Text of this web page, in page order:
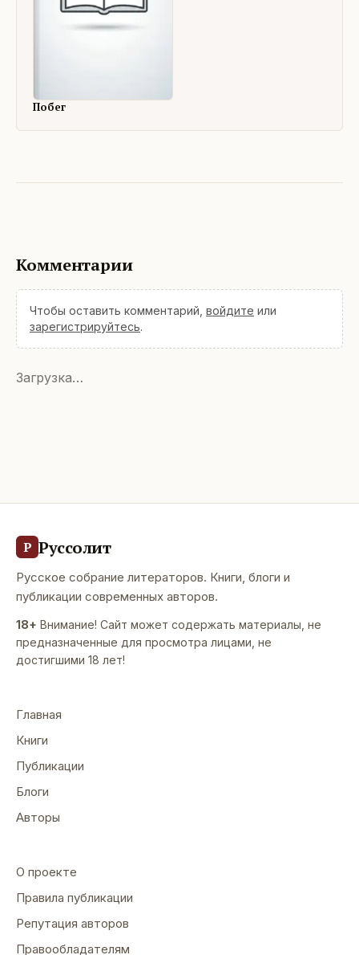
Побег
Комментарии
Чтобы оставить комментарий, войдите или
зарегистрируйтесь.
Загрузка…
Р Руссолит
Русское собрание литераторов. Книги, блоги и
публикации современных авторов.
18+ Внимание! Сайт может содержать материалы, не
предназначенные для просмотра лицами, не
достигшими 18 лет!
Главная
Книги
Публикации
Блоги
Авторы
О проекте
Правила публикации
Репутация авторов
Правообладателям